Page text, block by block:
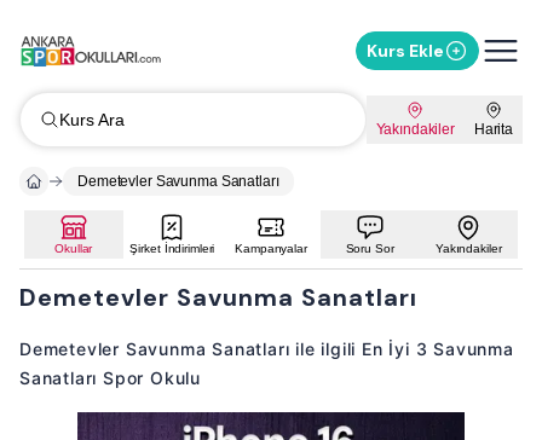
Kurs Ekle
Kurs Ara Yakındakiler Harita
Demetevler Savunma Sanatları
Okullar Şirket İndirimleri Kampanyalar Soru Sor Yakındakiler
Demetevler Savunma Sanatları
Demetevler Savunma Sanatları ile ilgili En İyi 3 Savunma
Sanatları Spor Okulu